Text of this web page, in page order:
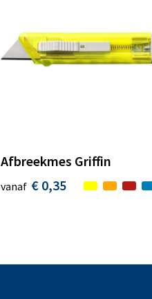
Afbreekmes Griffin
vanaf € 0,35